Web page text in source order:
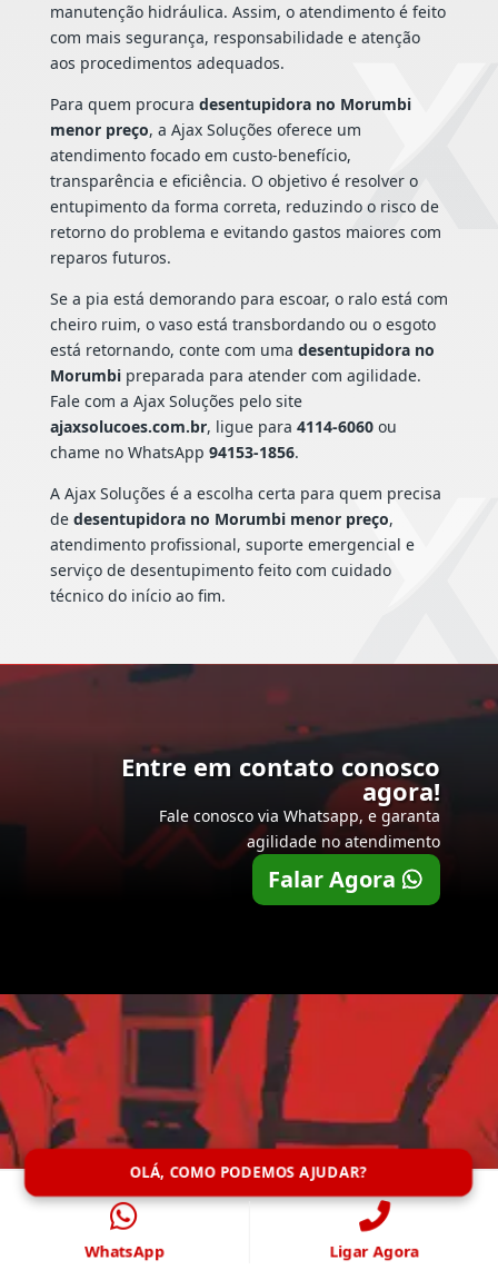
manutenção hidráulica. Assim, o atendimento é feito
com mais segurança, responsabilidade e atenção
aos procedimentos adequados.
Para quem procura desentupidora no Morumbi
menor preço, a Ajax Soluções oferece um
atendimento focado em custo-benefício,
transparência e eficiência. O objetivo é resolver o
entupimento da forma correta, reduzindo o risco de
retorno do problema e evitando gastos maiores com
reparos futuros.
Se a pia está demorando para escoar, o ralo está com
cheiro ruim, o vaso está transbordando ou o esgoto
está retornando, conte com uma desentupidora no
Morumbipreparada para atender com agilidade.
Fale com a Ajax Soluções pelo site
ajaxsolucoes.com.br, ligue para 4114-6060ou
chame no WhatsApp 94153-1856.
A Ajax Soluções é a escolha certa para quem precisa
de desentupidora no Morumbi menor preço,
atendimento profissional, suporte emergencial e
serviço de desentupimento feito com cuidado
técnico do início ao fim.
Entre em contato conosco
agora!
Fale conosco via Whatsapp, e garanta
agilidade no atendimento
Falar Agora
OLÁ, COMO PODEMOS AJUDAR?
WhatsApp Ligar Agora